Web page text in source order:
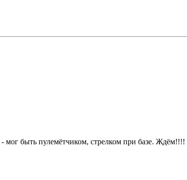
мог быть пулемётчиком, стрелком при базе. Ждём!!!!